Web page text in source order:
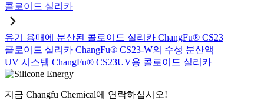
콜로이드 실리카
유기 용매에 분산된 콜로이드 실리카 ChangFu® CS23
콜로이드 실리카 ChangFu® CS23-W의 수성 분산액
UV 시스템 ChangFu® CS23UV용 콜로이드 실리카
지금 Changfu Chemical에 연락하십시오!